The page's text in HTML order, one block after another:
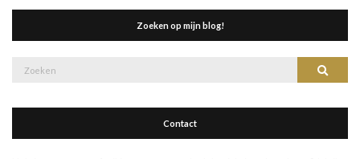
Zoeken op mijn blog!
Contact